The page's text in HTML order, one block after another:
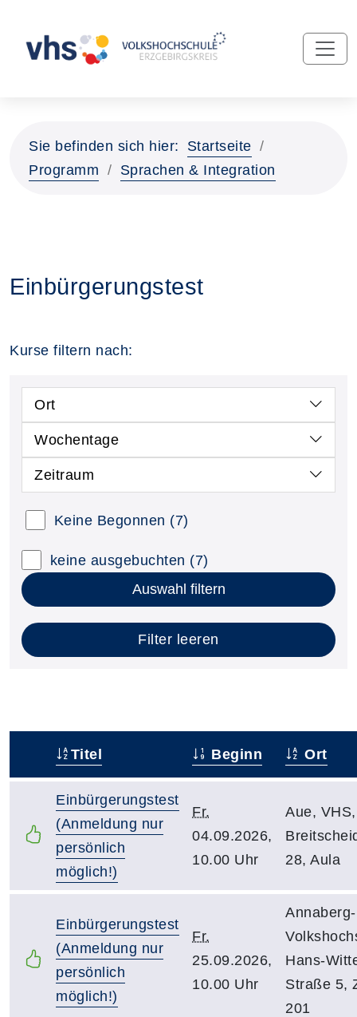
Sie befinden sich hier:
Startseite
Programm
Sprachen & Integration
Einbürgerungstest
Kurse filtern nach:
Ort
Wochentage
Zeitraum
Keine Begonnen (7)
keine ausgebuchten (7)
Auswahl filtern
Filter leeren
Titel Beginn Ort
Einbürgerungstest
(Anmeldung nur
persönlich
möglich!)
Fr.
04.09.2026,
10.00 Uhr
Aue,
28, Aula
Einbürgerungstest
(Anmeldung nur
persönlich
möglich!)
Fr.
25.09.2026,
10.00 Uhr
Hans-
Straße 5,
201